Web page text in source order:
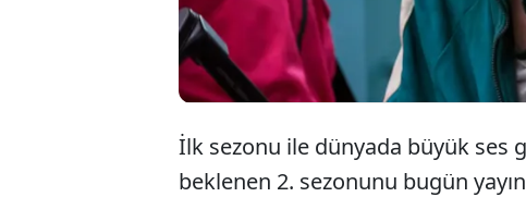
İlk sezonu ile dünyada büyük ses
beklenen 2. sezonunu bugün